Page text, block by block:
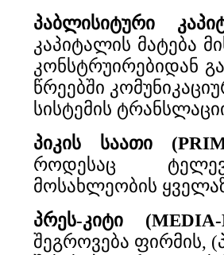
პაბლისიტური
კაპიტალის მატება
კონსტრუირებიდან
წრეებში
სისტემის
პიკის საათი
როდესაც
მოსახლეობის
პრეს-კიტი
შეგროვება ფირმის,